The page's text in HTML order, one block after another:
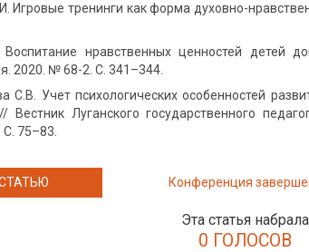
Игровые тренинги как форма духовно-
нравственных ценностей детей
2020. № 68-2. С. 341–344.
С.В. Учет психологических особенностей
Вестник Луганского государственного
75–83.
Конференция
Эта статья набрала
0 ГОЛОСОВ